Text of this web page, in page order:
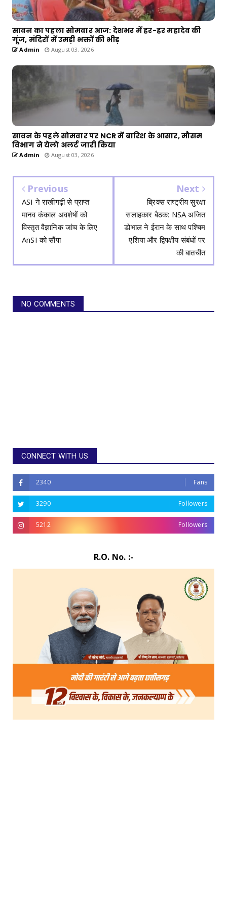
सावन का पहला सोमवार आज: देशभर में हर-हर महादेव की
गूंज, मंदिरों में उमड़ी भक्तों की भीड़
Admin August 03, 2026
सावन के पहले सोमवार पर NCR में बारिश के आसार, मौसम
विभाग ने येलो अलर्ट जारी किया
Admin August 03, 2026
Previous
ASI ने राखीगढ़ी से प्राप्त
मानव कंकाल अवशेषों को
विस्तृत वैज्ञानिक जांच के लिए
AnSI को सौंपा
Next
ब्रिक्स राष्ट्रीय सुरक्षा
सलाहकार बैठक: NSA अजित
डोभाल ने ईरान के साथ पश्चिम
एशिया और द्विपक्षीय संबंधों पर
की बातचीत
NO COMMENTS
CONNECT WITH US
2340 Fans
3290 Followers
5212 Followers
R.O. No. :-